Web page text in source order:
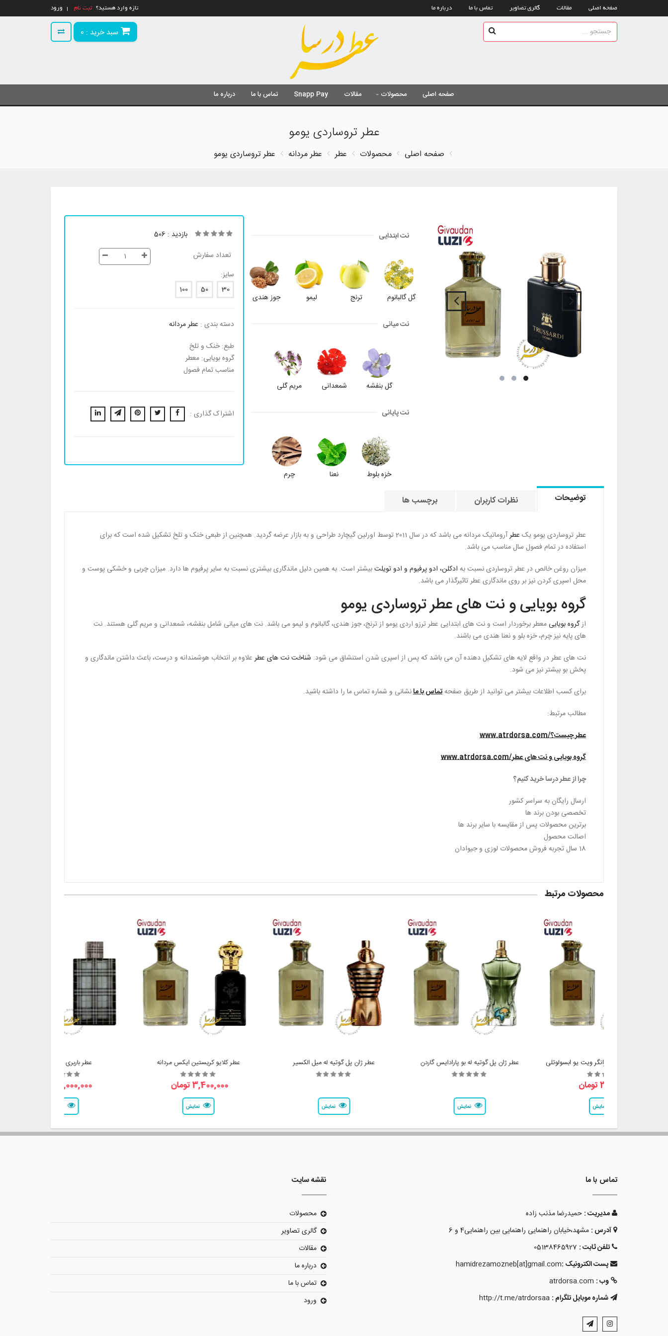
تازه وارد هستید؟ ثبت نام ورود صفحه اصلی مقالات گالری تصاویر تماس با ما درباره ما
سبد خرید : 0
صفحه اصلی محصولات مقالات Snapp Pay تماس با ما درباره ما
عطر تروساردی یومو
صفحه اصلی محصولات عطر عطر مردانه عطر تروساردی یومو
نت ابتدایی
گل گالبانوم ترنج لیمو جوز هندی
نت میانی
گل بنفشه شمعدانی مریم گلی
نت پایانی
خزه بلوط نعنا چرم
بازدید : 506
تعداد سفارش
سایز:
30
50
100
دسته بندی : عطر مردانه
طبع: خنک و تلخ
گروه بویایی: معطر
مناسب تمام فصول
اشتراک گذاری :
توضیحات نظرات کاربران برچسب ها
عطر تروساردی یومو یک عطر
آروماتیک مردانه می باشد که در سال 2011 توسط اورلین گیچارد طراحی و به بازار عرضه گردید. همچنین از طبعی خنک و تلخ تشکیل شده است که برای
استفاده در تمام فصول سال مناسب می باشد.
میزان روغن خالص در عطر تروساردی نسبت به ادکلن، ادو پرفیوم و ادو تویلتبیشتر است. به همین دلیل ماندگاری بیشتری نسبت به سایر پرفیوم ها دارد. میزان چربی و خشکی پوست و
محل اسپری کردن نیز بر روی ماندگاری عطر تاثیرگذار می باشد.
گروه بویایی و نت های عطر تروساردی یومو
ازگروه بویایی معطر برخوردار است و نت های ابتدایی عطر ترزو اردی یومو از ترنج، جوز هندی، گالبانوم و لیمو می باشد. نت های میانی شامل بنفشه، شمعدانی و مریم گلی هستند. نت
های پایه نیز چرم، خزه بلو و نعنا هندی می باشند.
نت های عطر در واقع لایه های تشکیل دهنده آن می باشد که پس از اسپری شدن استنشاق می شود. شناخت نت های عطرعلاوه بر انتخاب هوشمندانه و درست، باعث داشتن ماندگاری و
پخش بو بیشتر نیز می شود.
برای کسب اطلاعات بیشتر می توانید از طریق صفحهتماس با مانشانی و شماره تماس ما را داشته باشید.
مطالب مرتبط:
عطر چیست؟/www.atrdorsa.com
گروه بویایی و نت های عطر/www.atrdorsa.com
چرا از عطر درسا خرید کنیم؟
ارسال رایگان به سراسر کشور
تخصصی بودن برند ها
برترین محصولات پس از مقایسه با سایر برند ها
اصالت محصول
18 سال تجربه فروش محصولات لوزی و جیوادان
محصولات مرتبط
عطر جورجیو آرمانی استرانگر ویت یو ابسولوتلی
3,000,000 تومان
نمایش
عطر ژان پل گوتیه له بو پارادایس گاردن
نمایش
عطر ژان پل گوتیه له میل الکسیر
نمایش
عطر کلایو کریستین ایکس مردانه
3,400,000 تومان
نمایش
عطر باربری بریت مردانه
3,000,000 تومان
تماس با ما
مدیریت : حمیدرضا مذنب زاده
آدرس : مشهد،خیابان راهنمایی راهنمایی بین راهنمایی4 و 6
تلفن ثابت : 05138465927
پست الکترونیک :hamidrezamozneb[at]gmail.com
وب : atrdorsa.com
شماره موبایل تلگرام :
نقشه سایت
محصولات
گالری تصاویر
مقالات
درباره ما
تماس با ما
ورود